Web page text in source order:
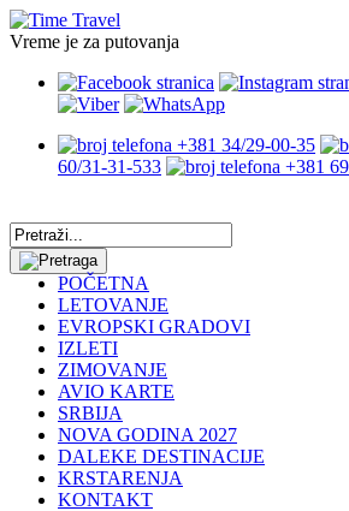
Vreme je za putovanja
+381 34/29-00-35
60/31-31-533
+381
POČETNA
LETOVANJE
EVROPSKI GRADOVI
IZLETI
ZIMOVANJE
AVIO KARTE
SRBIJA
NOVA GODINA 2027
DALEKE DESTINACIJE
KRSTARENJA
KONTAKT